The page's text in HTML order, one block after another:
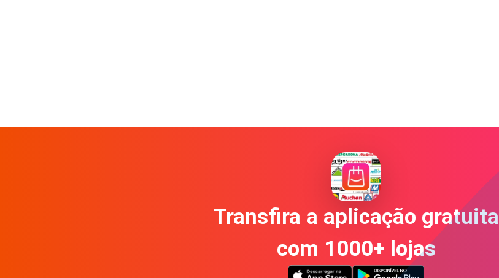
Transfira a aplicação gratuita
com 1000+ lojas